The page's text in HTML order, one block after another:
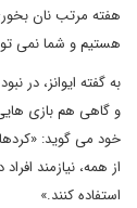
هفته مرتب نان
هستیم و شما نمی
به گفته ایوانز، در
و گاهی هم بازی
خود می گوید:
از همه، نیازمند
استفاده کنند.»